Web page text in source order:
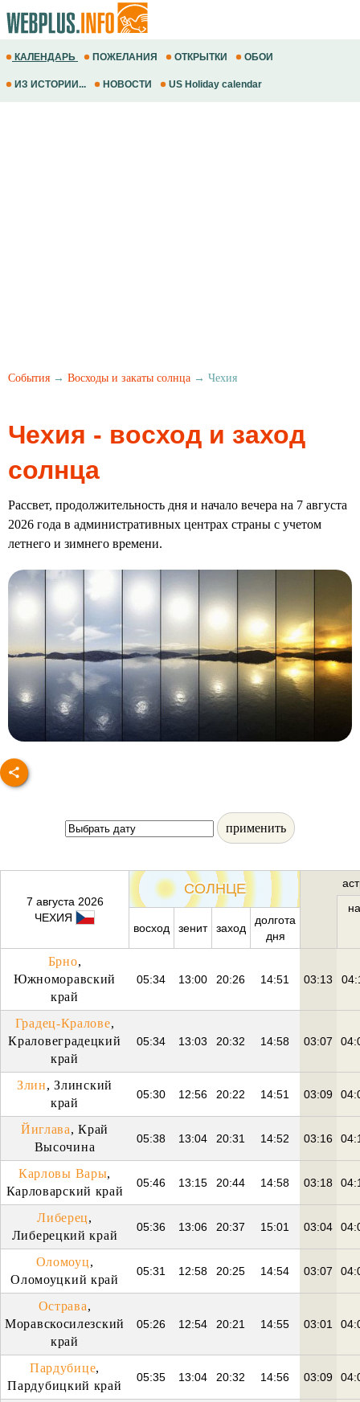
КАЛЕНДАРЬ ПОЖЕЛАНИЯ ОТКРЫТКИ ОБОИ
ИЗ ИСТОРИИ... НОВОСТИ US Holiday calendar
События → Восходы и закаты солнца → Чехия
Чехия - восход и заход
солнца
Рассвет, продолжительность дня и начало вечера на 7 августа
2026 года в административных центрах страны с учетом
летнего и зимнего времени.
применить
7 августа 2026
ЧЕХИЯ
СОЛНЦЕ
восход
зенит заход
долгота
дня
Брно,
Южноморавский
край
05:34 13:00 20:26 14:51 03:13
Градец-Кралове,
Краловеградецкий
край
05:34 13:03 20:32 14:58 03:07
Злин, Злинский
край
05:30 12:56 20:22 14:51 03:09
Йиглава, Край
Высочина
05:38 13:04 20:31 14:52 03:16
Карловы Вары,
Карловарский край
05:46 13:15 20:44 14:58 03:18
Либерец,
Либерецкий край
05:36 13:06 20:37 15:01 03:04
Оломоуц,
Оломоуцкий край
05:31 12:58 20:25 14:54 03:07
Острава,
Моравскосилезский
край
05:26 12:54 20:21 14:55 03:01
Пардубице,
Пардубицкий край
05:35 13:04 20:32 14:56 03:09